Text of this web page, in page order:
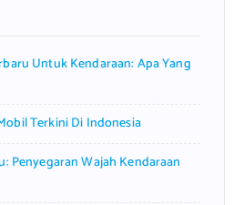
Untuk Kendaraan: Apa Yang
Terkini Di Indonesia
Penyegaran Wajah Kendaraan